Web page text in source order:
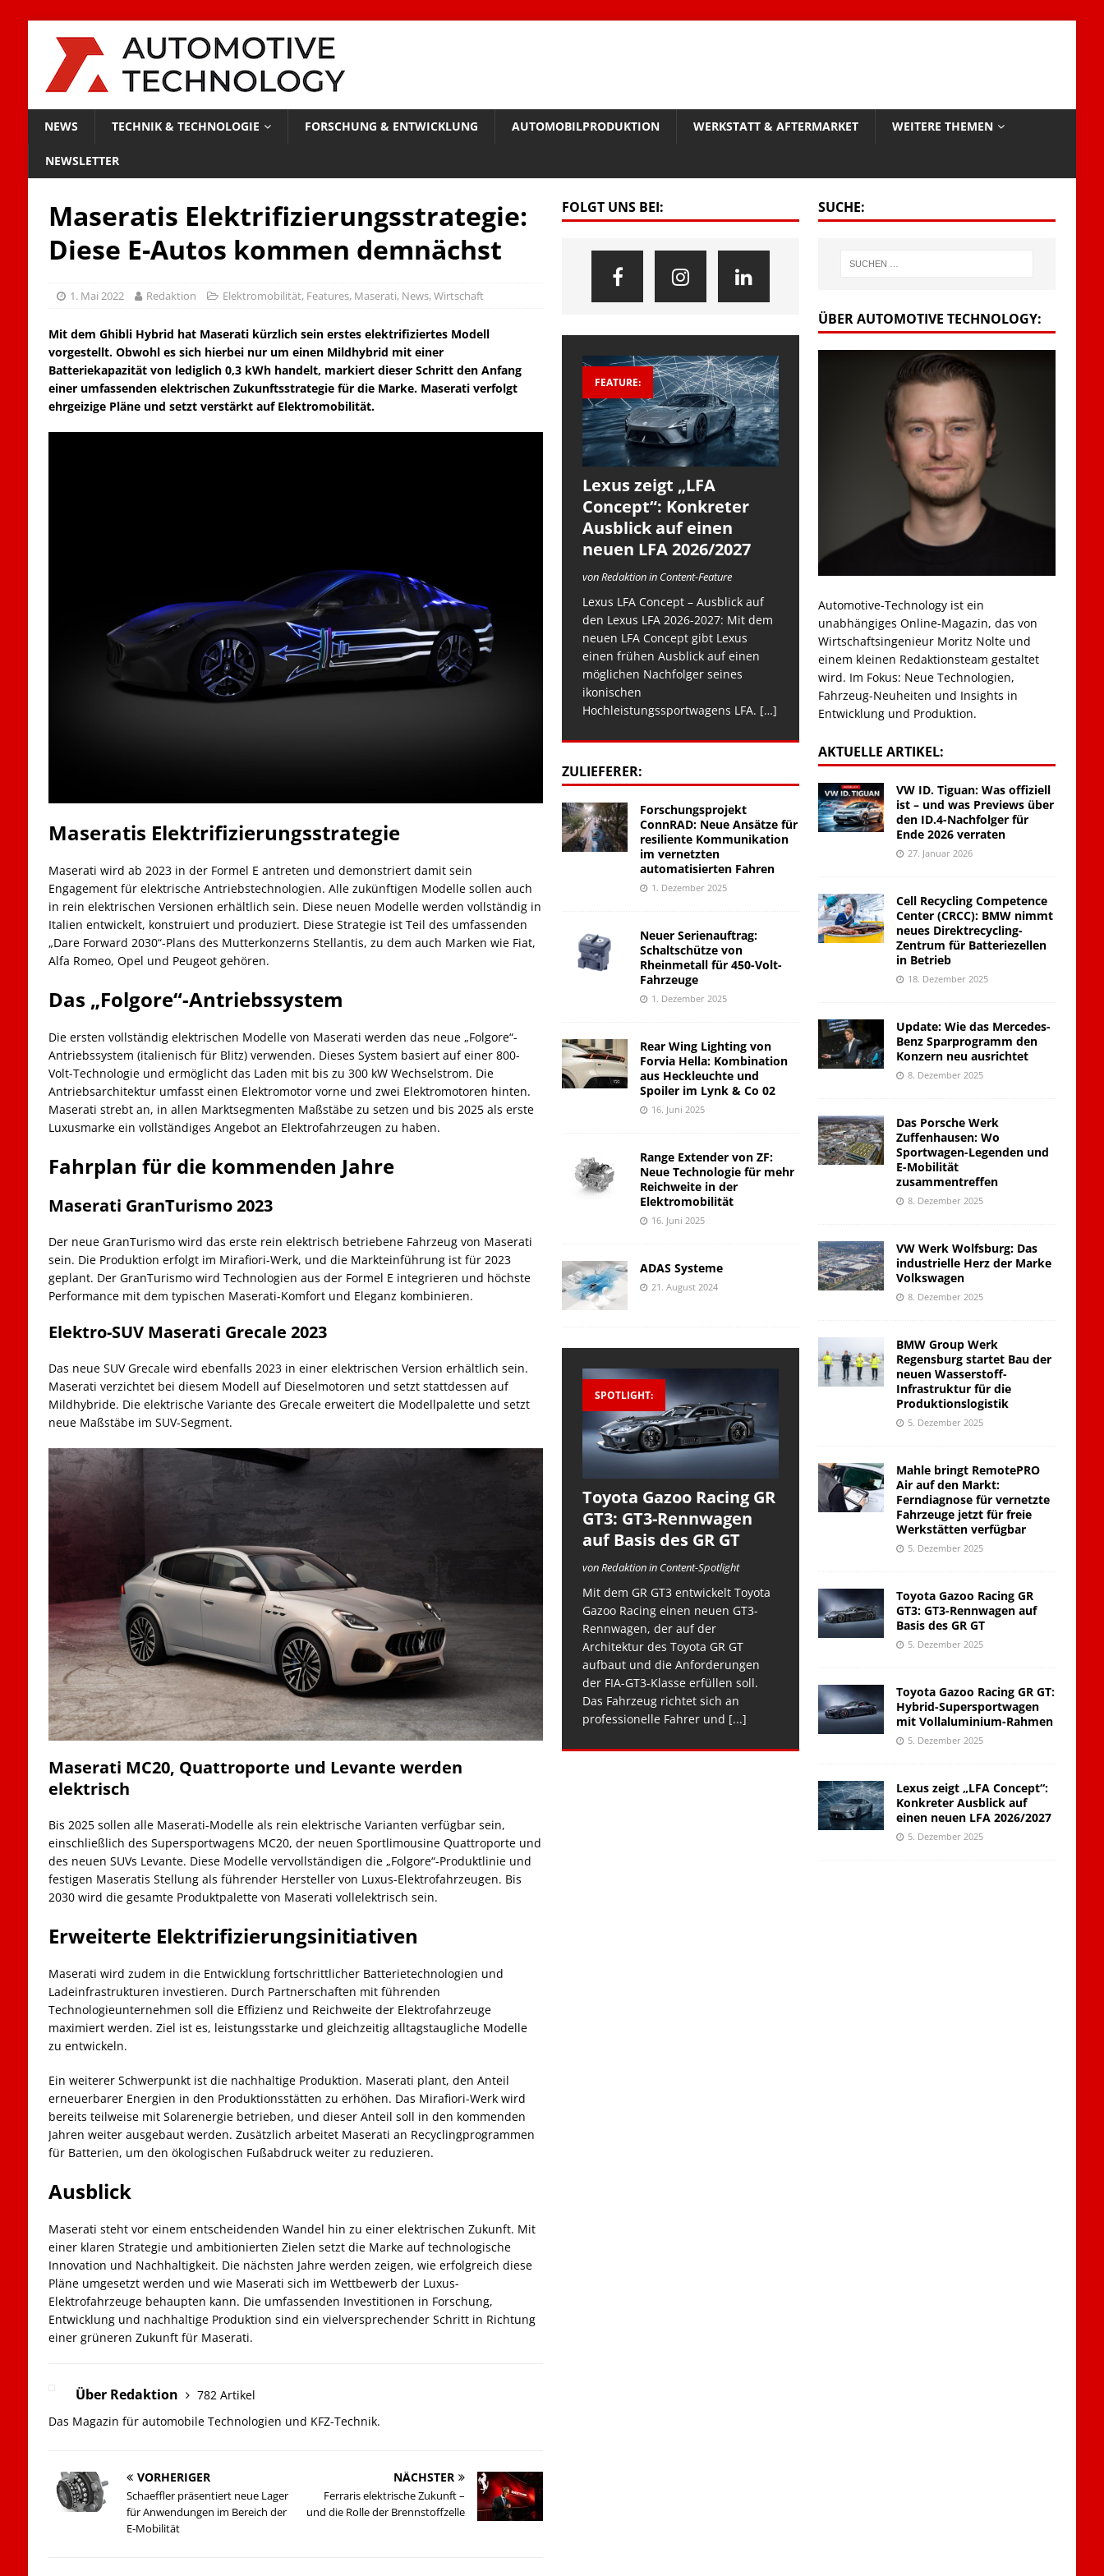
NEWS TECHNIK & TECHNOLOGIE FORSCHUNG & ENTWICKLUNG AUTOMOBILPRODUKTION WERKSTATT & AFTERMARKET WEITERE THEMEN
NEWSLETTER
Maseratis Elektrifizierungsstrategie:
Diese E-Autos kommen demnächst
1. Mai 2022 Redaktion Elektromobilität, Features, Maserati, News,Wirtschaft
Mit dem Ghibli Hybrid hat Maserati kürzlich sein erstes elektrifiziertes Modell
vorgestellt. Obwohl es sich hierbei nur um einen Mildhybrid mit einer
Batteriekapazität von lediglich 0,3 kWh handelt, markiert dieser Schritt den Anfang
einer umfassenden elektrischen Zukunftsstrategie für die Marke. Maserati verfolgt
ehrgeizige Pläne und setzt verstärkt auf Elektromobilität.
Maseratis Elektrifizierungsstrategie
Maserati wird ab 2023 in der Formel E antreten und demonstriert damit sein
Engagement für elektrische Antriebstechnologien. Alle zukünftigen Modelle sollen auch
in rein elektrischen Versionen erhältlich sein. Diese neuen Modelle werden vollständig in
Italien entwickelt, konstruiert und produziert. Diese Strategie ist Teil des umfassenden
„Dare Forward 2030“-Plans des Mutterkonzerns Stellantis, zu dem auch Marken wie Fiat,
Alfa Romeo, Opel und Peugeot gehören.
Das „Folgore“-Antriebssystem
Die ersten vollständig elektrischen Modelle von Maserati werden das neue „Folgore“-
Antriebssystem (italienisch für Blitz) verwenden. Dieses System basiert auf einer 800-
Volt-Technologie und ermöglicht das Laden mit bis zu 300 kW Wechselstrom. Die
Antriebsarchitektur umfasst einen Elektromotor vorne und zwei Elektromotoren hinten.
Maserati strebt an, in allen Marktsegmenten Maßstäbe zu setzen und bis 2025 als erste
Luxusmarke ein vollständiges Angebot an Elektrofahrzeugen zu haben.
Fahrplan für die kommenden Jahre
Maserati GranTurismo 2023
Der neue GranTurismo wird das erste rein elektrisch betriebene Fahrzeug von Maserati
sein. Die Produktion erfolgt im Mirafiori-Werk, und die Markteinführung ist für 2023
geplant. Der GranTurismo wird Technologien aus der Formel E integrieren und höchste
Performance mit dem typischen Maserati-Komfort und Eleganz kombinieren.
Elektro-SUV Maserati Grecale 2023
Das neue SUV Grecale wird ebenfalls 2023 in einer elektrischen Version erhältlich sein.
Maserati verzichtet bei diesem Modell auf Dieselmotoren und setzt stattdessen auf
Mildhybride. Die elektrische Variante des Grecale erweitert die Modellpalette und setzt
neue Maßstäbe im SUV-Segment.
Maserati MC20, Quattroporte und Levante werden
elektrisch
Bis 2025 sollen alle Maserati-Modelle als rein elektrische Varianten verfügbar sein,
einschließlich des Supersportwagens MC20, der neuen Sportlimousine Quattroporte und
des neuen SUVs Levante. Diese Modelle vervollständigen die „Folgore“-Produktlinie und
festigen Maseratis Stellung als führender Hersteller von Luxus-Elektrofahrzeugen. Bis
2030 wird die gesamte Produktpalette von Maserati vollelektrisch sein.
Erweiterte Elektrifizierungsinitiativen
Maserati wird zudem in die Entwicklung fortschrittlicher Batterietechnologien und
Ladeinfrastrukturen investieren. Durch Partnerschaften mit führenden
Technologieunternehmen soll die Effizienz und Reichweite der Elektrofahrzeuge
maximiert werden. Ziel ist es, leistungsstarke und gleichzeitig alltagstaugliche Modelle
zu entwickeln.
Ein weiterer Schwerpunkt ist die nachhaltige Produktion. Maserati plant, den Anteil
erneuerbarer Energien in den Produktionsstätten zu erhöhen. Das Mirafiori-Werk wird
bereits teilweise mit Solarenergie betrieben, und dieser Anteil soll in den kommenden
Jahren weiter ausgebaut werden. Zusätzlich arbeitet Maserati an Recyclingprogrammen
für Batterien, um den ökologischen Fußabdruck weiter zu reduzieren.
Ausblick
Maserati steht vor einem entscheidenden Wandel hin zu einer elektrischen Zukunft. Mit
einer klaren Strategie und ambitionierten Zielen setzt die Marke auf technologische
Innovation und Nachhaltigkeit. Die nächsten Jahre werden zeigen, wie erfolgreich diese
Pläne umgesetzt werden und wie Maserati sich im Wettbewerb der Luxus-
Elektrofahrzeuge behaupten kann. Die umfassenden Investitionen in Forschung,
Entwicklung und nachhaltige Produktion sind ein vielversprechender Schritt in Richtung
einer grüneren Zukunft für Maserati.
Über Redaktion
782 Artikel
Das Magazin für automobile Technologien und KFZ-Technik.
VORHERIGER
Schaeffler präsentiert neue Lager
für Anwendungen im Bereich der
E-Mobilität
NÄCHSTER
Ferraris elektrische Zukunft –
und die Rolle der Brennstoffzelle
FOLGT UNS BEI:
FEATURE:
Lexus zeigt „LFA
Concept“: Konkreter
Ausblick auf einen
neuen LFA 2026/2027
von Redaktion in Content-Feature
Lexus LFA Concept – Ausblick auf
den Lexus LFA 2026-2027: Mit dem
neuen LFA Concept gibt Lexus
einen frühen Ausblick auf einen
möglichen Nachfolger seines
ikonischen
Hochleistungssportwagens LFA. […]
ZULIEFERER:
Forschungsprojekt
ConnRAD: Neue Ansätze für
resiliente Kommunikation
im vernetzten
automatisierten Fahren
1. Dezember 2025
Neuer Serienauftrag:
Schaltschütze von
Rheinmetall für 450-Volt-
Fahrzeuge
1. Dezember 2025
Rear Wing Lighting von
Forvia Hella: Kombination
aus Heckleuchte und
Spoiler im Lynk & Co 02
16. Juni 2025
Range Extender von ZF:
Neue Technologie für mehr
Reichweite in der
Elektromobilität
16. Juni 2025
ADAS Systeme
21. August 2024
SPOTLIGHT:
Toyota Gazoo Racing GR
GT3: GT3-Rennwagen
auf Basis des GR GT
von Redaktion in Content-Spotlight
Mit dem GR GT3 entwickelt Toyota
Gazoo Racing einen neuen GT3-
Rennwagen, der auf der
Architektur des Toyota GR GT
aufbaut und die Anforderungen
der FIA-GT3-Klasse erfüllen soll.
Das Fahrzeug richtet sich an
professionelle Fahrer und [...]
SUCHE:
ÜBER AUTOMOTIVE TECHNOLOGY:
Automotive-Technology ist ein
unabhängiges Online-Magazin, das von
Wirtschaftsingenieur Moritz Nolte und
einem kleinen Redaktionsteam gestaltet
wird. Im Fokus: Neue Technologien,
Fahrzeug-Neuheiten und Insights in
Entwicklung und Produktion.
AKTUELLE ARTIKEL:
VW ID. Tiguan: Was offiziell
ist – und was Previews über
den ID.4-Nachfolger für
Ende 2026 verraten
27. Januar 2026
Cell Recycling Competence
Center (CRCC): BMW nimmt
neues Direktrecycling-
Zentrum für Batteriezellen
in Betrieb
18. Dezember 2025
Update: Wie das Mercedes-
Benz Sparprogramm den
Konzern neu ausrichtet
8. Dezember 2025
Das Porsche Werk
Zuffenhausen: Wo
Sportwagen-Legenden und
E-Mobilität
zusammentreffen
8. Dezember 2025
VW Werk Wolfsburg: Das
industrielle Herz der Marke
Volkswagen
8. Dezember 2025
BMW Group Werk
Regensburg startet Bau der
neuen Wasserstoff-
Infrastruktur für die
Produktionslogistik
5. Dezember 2025
Mahle bringt RemotePRO
Air auf den Markt:
Ferndiagnose für vernetzte
Fahrzeuge jetzt für freie
Werkstätten verfügbar
5. Dezember 2025
Toyota Gazoo Racing GR
GT3: GT3-Rennwagen auf
Basis des GR GT
5. Dezember 2025
Toyota Gazoo Racing GR GT:
Hybrid-Supersportwagen
mit Vollaluminium-Rahmen
5. Dezember 2025
Lexus zeigt „LFA Concept“:
Konkreter Ausblick auf
einen neuen LFA 2026/2027
5. Dezember 2025